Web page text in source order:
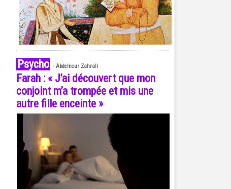
Psycho - Abdelnour Zahrali
Farah : « J’ai découvert que mon
conjoint m’a trompée et mis une
autre fille enceinte »